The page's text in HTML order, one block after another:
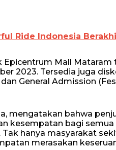
Ride Indonesia
Mall
2023. Tersedia juga
General Admission
mengatakan bahwa
kesempatan bagi
hanya masyarakat
merasakan